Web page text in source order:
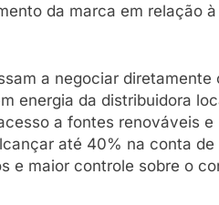
da marca em relação à
a negociar diretamente
energia da distribuidora
a fontes renováveis
até 40% na conta
e maior controle sobre o